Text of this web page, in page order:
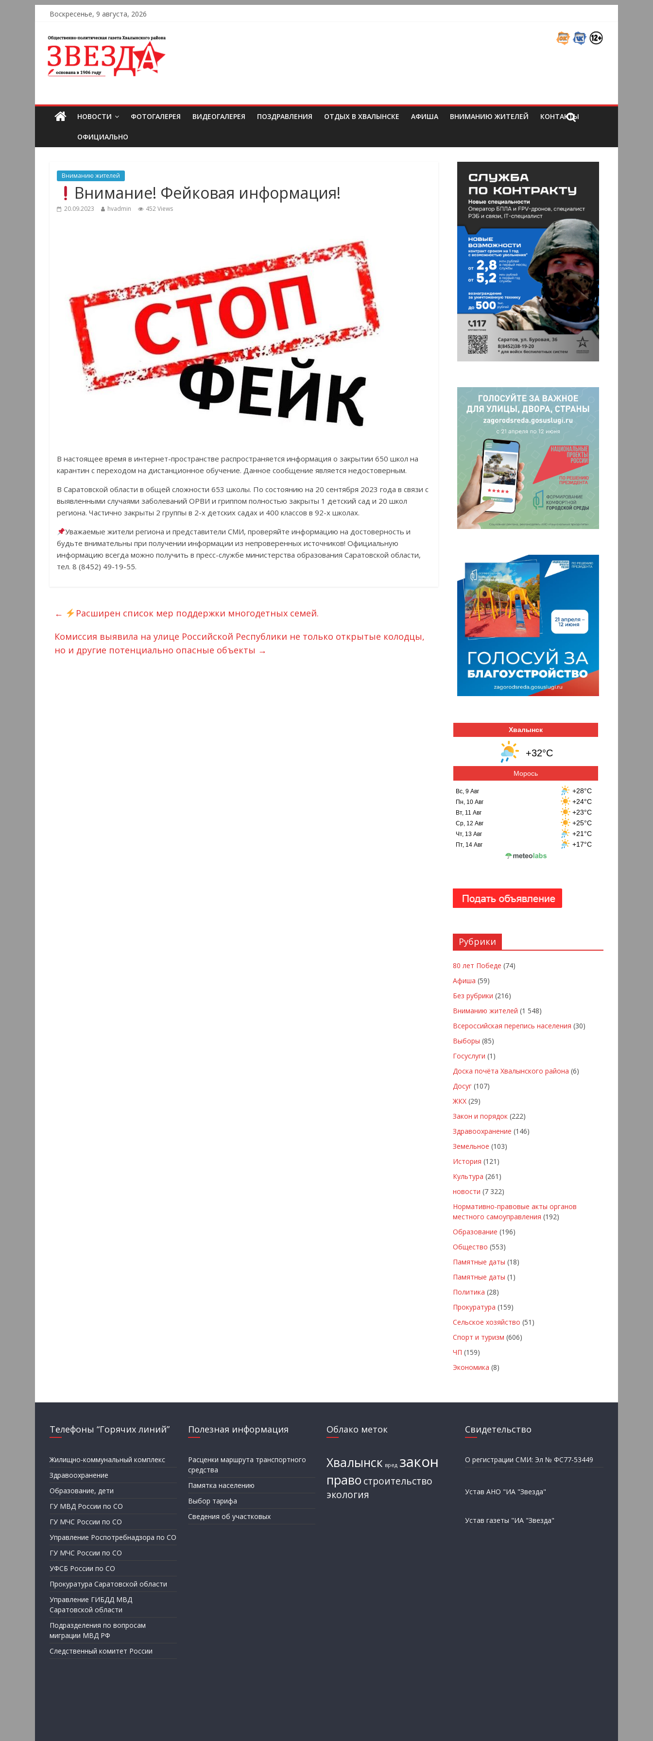
Воскресенье, 9 августа, 2026
НОВОСТИ ФОТОГАЛЕРЕЯ ВИДЕОГАЛЕРЕЯ ПОЗДРАВЛЕНИЯ ОТДЫХ В ХВАЛЫНСКЕ АФИША ВНИМАНИЮ ЖИТЕЛЕЙ КОНТАКТЫ
ОФИЦИАЛЬНО
Вниманию жителей
Внимание! Фейковая информация!
20.09.2023 hvadmin 452 Views
В настоящее время в интернет-пространстве распространяется информация о закрытии 650 школ на
карантин с переходом на дистанционное обучение. Данное сообщение является недостоверным.
В Саратовской области в общей сложности 653 школы. По состоянию на 20 сентября 2023 года в связи с
выявленными случаями заболеваний ОРВИ и гриппом полностью закрыты 1 детский сад и 20 школ
региона. Частично закрыты 2 группы в 2-х детских садах и 400 классов в 92-х школах.
Уважаемые жители региона и представители СМИ, проверяйте информацию на достоверность и
будьте внимательны при получении информации из непроверенных источников! Официальную
информацию всегда можно получить в пресс-службе министерства образования Саратовской области,
тел. 8 (8452) 49-19-55.
←
Расширен список мер поддержки многодетных семей.
Комиссия выявила на улице Российской Республики не только открытые колодцы,
но и другие потенциально опасные объекты →
Хвалынск
+32°C
Морось
Вс, 9 Авг +28°C
Пн, 10 Авг +24°C
Вт, 11 Авг +23°C
Ср, 12 Авг +25°C
Чт, 13 Авг +21°C
Пт, 14 Авг +17°C
Рубрики
80 лет Победе (74)
Афиша (59)
Без рубрики (216)
Вниманию жителей (1 548)
Всероссийская перепись населения (30)
Выборы (85)
Госуслуги (1)
Доска почёта Хвалынского района (6)
Досуг (107)
ЖКХ (29)
Закон и порядок (222)
Здравоохранение (146)
Земельное (103)
История (121)
Культура (261)
новости (7 322)
Нормативно-правовые акты органов
местного самоуправления (192)
Образование (196)
Общество (553)
Памятные даты (18)
Памятные даты (1)
Политика (28)
Прокуратура (159)
Сельское хозяйство (51)
Спорт и туризм (606)
ЧП (159)
Экономика (8)
Телефоны “Горячих линий”
Жилищно-коммунальный комплекс
Здравоохранение
Образование, дети
ГУ МВД России по СО
ГУ МЧС России по СО
Управление Роспотребнадзора по СО
ГУ МЧС России по СО
УФСБ России по СО
Прокуратура Саратовской области
Управление ГИБДД МВД
Саратовской области
Подразделения по вопросам
миграции МВД РФ
Следственный комитет России
Полезная информация
Расценки маршрута транспортного
средства
Памятка населению
Выбор тарифа
Сведения об участковых
Облако меток
Хвалынск вред закон
право строительство
экология
Свидетельство
О регистрации СМИ: Эл № ФС77-53449
Устав АНО "ИА "Звезда"
Устав газеты "ИА "Звезда"